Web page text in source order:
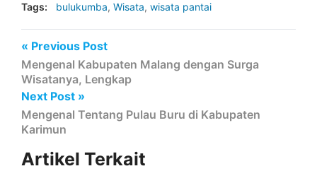
Tags: bulukumba, Wisata, wisata pantai
« Previous Post
Mengenal Kabupaten Malang dengan Surga
Wisatanya, Lengkap
Next Post »
Mengenal Tentang Pulau Buru di Kabupaten
Karimun
Artikel Terkait